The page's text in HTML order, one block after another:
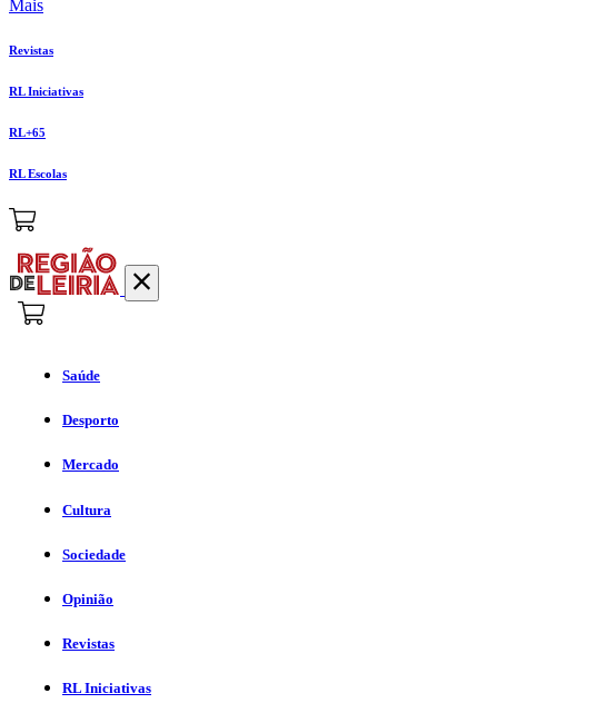
Mais
Revistas
RL Iniciativas
RL+65
RL Escolas
Saúde
Desporto
Mercado
Cultura
Sociedade
Opinião
Revistas
RL Iniciativas